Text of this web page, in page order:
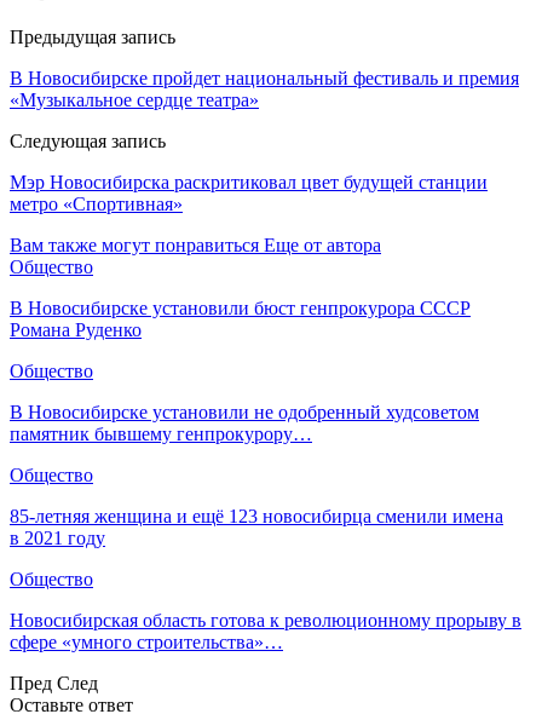
Предыдущая запись
В Новосибирске пройдет национальный фестиваль и премия
«Музыкальное сердце театра»
Следующая запись
Мэр Новосибирска раскритиковал цвет будущей станции
метро «Спортивная»
Вам также могут понравиться Еще от автора
Общество
В Новосибирске установили бюст генпрокурора СССР
Романа Руденко
Общество
В Новосибирске установили не одобренный худсоветом
памятник бывшему генпрокурору…
Общество
85-летняя женщина и ещё 123 новосибирца сменили имена
в 2021 году
Общество
Новосибирская область готова к революционному прорыву в
сфере «умного строительства»…
Пред След
Оставьте ответ